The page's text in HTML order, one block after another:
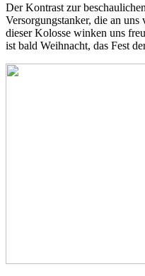
Der Kontrast zur
Versorgungstanker, die an
dieser Kolosse winken uns
ist bald Weihnacht, das Fest